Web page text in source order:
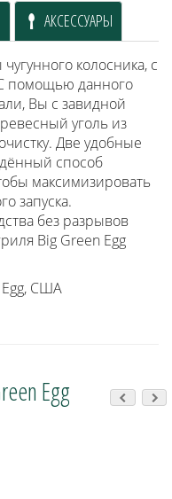
АКСЕССУАРЫ
колосника, с
помощью данного
Вы с завидной
уголь из
Две удобные
способ
максимизировать
запуска.
без разрывов
Big Green Egg
Egg, США
Egg